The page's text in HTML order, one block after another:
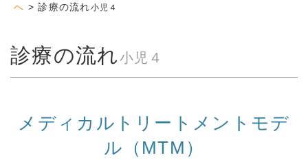
へ >診療の流れ小児４
診療の流れ小児４
メディカルトリートメントモデ
ル（MTM）